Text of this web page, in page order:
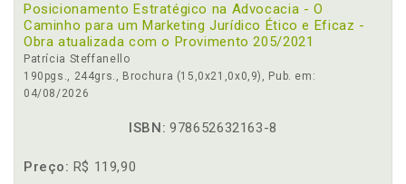
Posicionamento Estratégico na Advocacia - O
Caminho para um Marketing Jurídico Ético e Eficaz -
Obra atualizada com o Provimento 205/2021
Patrícia Steffanello
190pgs., 244grs., Brochura (15,0x21,0x0,9), Pub. em:
04/08/2026
ISBN: 978652632163-8
Preço: R$ 119,90